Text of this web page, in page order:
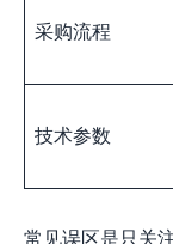
采购流程
技术参数
常见误区是只关